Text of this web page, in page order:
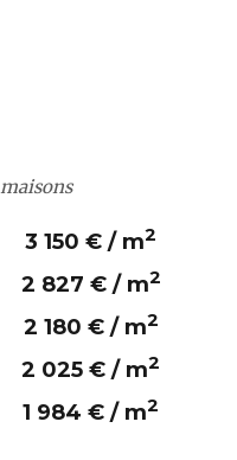
3 150 € / m2
2 827 € / m2
2 180 € / m2
2 025 € / m2
1 984 € / m2